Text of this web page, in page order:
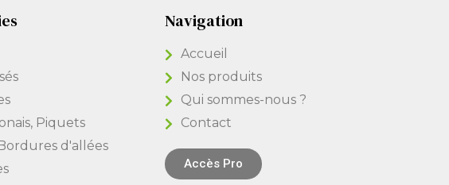
Piquets
d'allées
Navigation
Accueil
Nos produits
Qui sommes-nous ?
Contact
Accès Pro